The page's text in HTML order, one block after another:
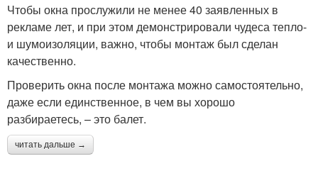
Чтобы окна прослужили не менее 40 заявленных в
рекламе лет, и при этом демонстрировали чудеса тепло-
и шумоизоляции, важно, чтобы монтаж был сделан
качественно.
Проверить окна после монтажа можно самостоятельно,
даже если единственное, в чем вы хорошо
разбираетесь, – это балет.
читать дальше →